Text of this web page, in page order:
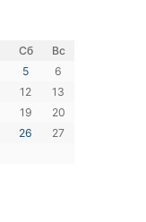
Сб
Вс
5
6
12
13
19
20
26
27